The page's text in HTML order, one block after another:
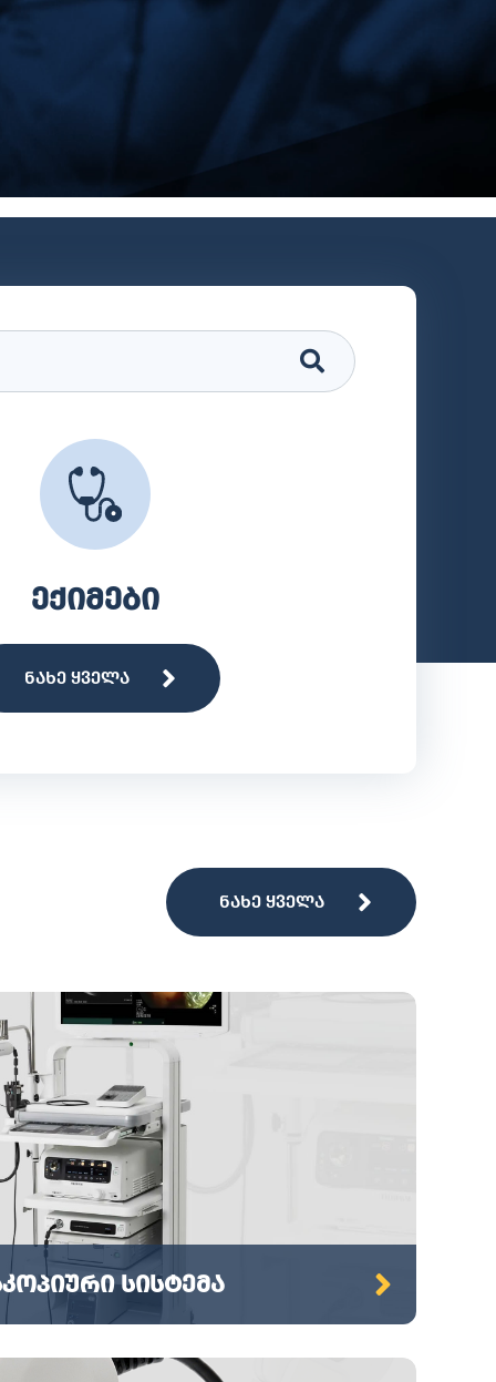
ექიმები
ნახე ყველა
ნახე ყველა
სისტემა